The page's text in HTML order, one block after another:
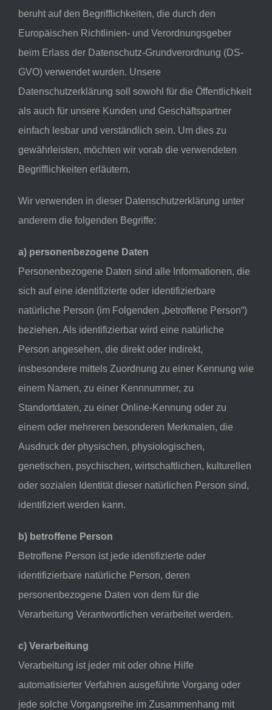
beruht auf den Begrifflichkeiten, die durch den
Europäischen Richtlinien- und Verordnungsgeber
beim Erlass der Datenschutz-Grundverordnung (DS-
GVO) verwendet wurden. Unsere
Datenschutzerklärung soll sowohl für die Öffentlichkeit
als auch für unsere Kunden und Geschäftspartner
einfach lesbar und verständlich sein. Um dies zu
gewährleisten, möchten wir vorab die verwendeten
Begrifflichkeiten erläutern.
Wir verwenden in dieser Datenschutzerklärung unter
anderem die folgenden Begriffe:
a) personenbezogene Daten
Personenbezogene Daten sind alle Informationen, die
sich auf eine identifizierte oder identifizierbare
natürliche Person (im Folgenden „betroffene Person“)
beziehen. Als identifizierbar wird eine natürliche
Person angesehen, die direkt oder indirekt,
insbesondere mittels Zuordnung zu einer Kennung wie
einem Namen, zu einer Kennnummer, zu
Standortdaten, zu einer Online-Kennung oder zu
einem oder mehreren besonderen Merkmalen, die
Ausdruck der physischen, physiologischen,
genetischen, psychischen, wirtschaftlichen, kulturellen
oder sozialen Identität dieser natürlichen Person sind,
identifiziert werden kann.
b) betroffene Person
Betroffene Person ist jede identifizierte oder
identifizierbare natürliche Person, deren
personenbezogene Daten von dem für die
Verarbeitung Verantwortlichen verarbeitet werden.
c) Verarbeitung
Verarbeitung ist jeder mit oder ohne Hilfe
automatisierter Verfahren ausgeführte Vorgang oder
jede solche Vorgangsreihe im Zusammenhang mit